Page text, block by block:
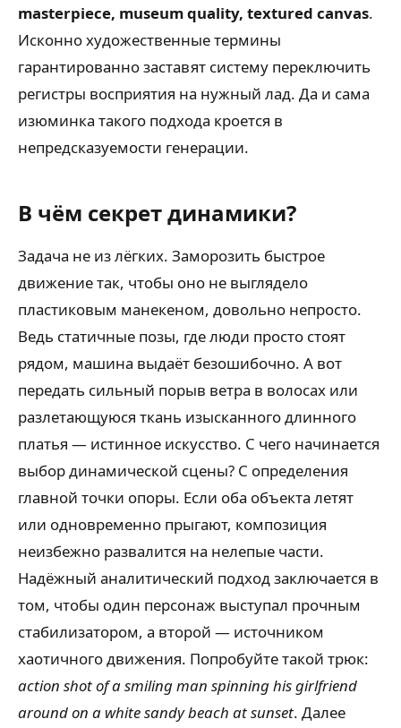
masterpiece, museum quality, textured canvas.
Исконно художественные термины
гарантированно заставят систему переключить
регистры восприятия на нужный лад. Да и сама
изюминка такого подхода кроется в
непредсказуемости генерации.
В чём секрет динамики?
Задача не из лёгких. Заморозить быстрое
движение так, чтобы оно не выглядело
пластиковым манекеном, довольно непросто.
Ведь статичные позы, где люди просто стоят
рядом, машина выдаёт безошибочно. А вот
передать сильный порыв ветра в волосах или
разлетающуюся ткань изысканного длинного
платья — истинное искусство. С чего начинается
выбор динамической сцены? С определения
главной точки опоры. Если оба объекта летят
или одновременно прыгают, композиция
неизбежно развалится на нелепые части.
Надёжный аналитический подход заключается в
том, чтобы один персонаж выступал прочным
стабилизатором, а второй — источником
хаотичного движения. Попробуйте такой трюк:
action shot of a smiling man spinning his girlfriend
around on a white sandy beach at sunset. Далее